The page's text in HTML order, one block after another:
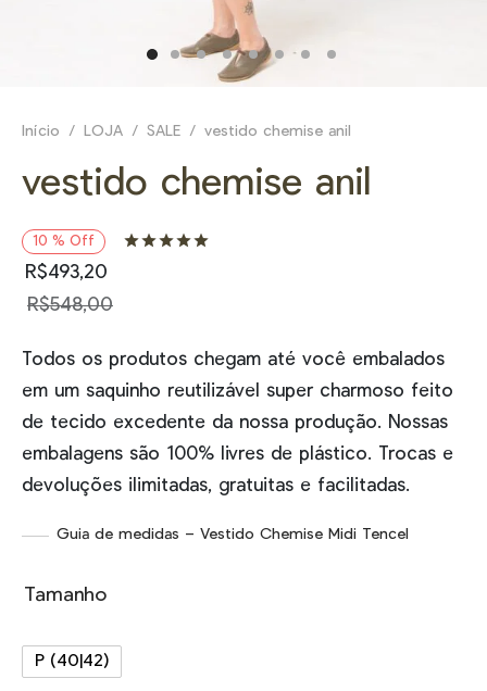
Início / LOJA / SALE / vestido chemise anil
vestido chemise anil
10 % Off
R$493,20
R$548,00
Todos os produtos chegam até você embalados
em um saquinho reutilizável super charmoso feito
de tecido excedente da nossa produção. Nossas
embalagens são 100% livres de plástico. Trocas e
devoluções ilimitadas, gratuitas e facilitadas.
Guia de medidas – Vestido Chemise Midi Tencel
Tamanho
P (40|42)